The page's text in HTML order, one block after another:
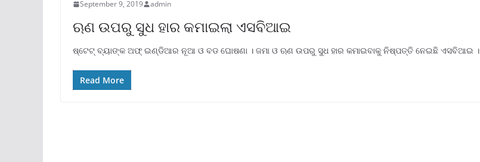
September 9, 2019 admin
ଋଣ ଉପରୁ ସୁଧ ହାର କମାଇଲା ଏସବିଆଇ
ଷ୍ଟେଟ୍ ବ୍ୟାଙ୍କ ଅଫ୍ ଇଣ୍ଡିଆର ନୂଆ ଓ ବଡ ଘୋଷଣା । ଜମା ଓ ଋଣ ଉପରୁ ସୁଧ ହାର କମାଇବାକୁ ନିଷ୍ପତ୍ତି ନେଇଛି ଏସବିଆଇ ।
Read More